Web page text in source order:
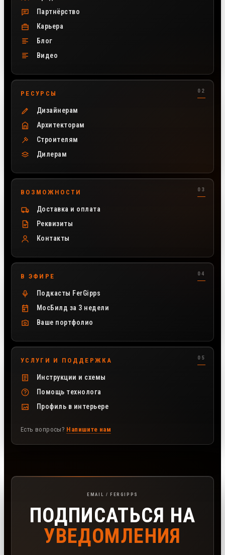
Партнёрство
Карьера
Блог
Видео
РЕСУРСЫ
Дизайнерам
Архитекторам
Строителям
Дилерам
ВОЗМОЖНОСТИ
Доставка и оплата
Реквизиты
Контакты
В ЭФИРЕ
Подкасты FerGipps
МосБилд за 3 недели
Ваше портфолио
УСЛУГИ И ПОДДЕРЖКА
Инструкции и схемы
Помощь технолога
Профиль в интерьере
Есть вопросы? Напишите нам
Подписка на рассылку FerGipps
EMAIL / FERGIPPS
ПОДПИСАТЬСЯ НА
УВЕДОМЛЕНИЯ